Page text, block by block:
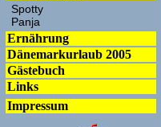
Spotty
Panja
Ernährung
Dänemarkurlaub 2005
Gästebuch
Links
Impressum